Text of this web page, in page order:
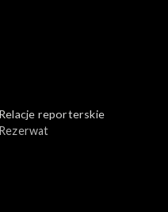
Relacje reporterskie
Rezerwat